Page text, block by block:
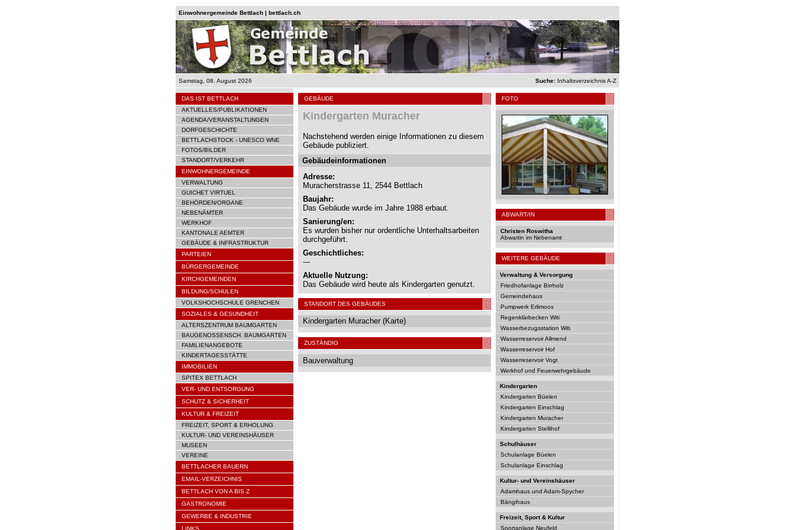
Einwohnergemeinde Bettlach | bettlach.ch
Samstag, 08. August 2026 Suche: Inhaltsverzeichnis A-Z
DAS IST BETTLACH
AKTUELLES/PUBLIKATIONEN
AGENDA/VERANSTALTUNGEN
DORFGESCHICHTE
BETTLACHSTOCK - UNESCO WNE
FOTOS/BILDER
STANDORT/VERKEHR
EINWOHNERGEMEINDE
VERWALTUNG
GUICHET VIRTUEL
BEHÖRDEN/ORGANE
NEBENÄMTER
WERKHOF
KANTONALE AEMTER
GEBÄUDE & INFRASTRUKTUR
PARTEIEN
BÜRGERGEMEINDE
KIRCHGEMEINDEN
BILDUNG/SCHULEN
VOLKSHOCHSCHULE GRENCHEN
SOZIALES & GESUNDHEIT
ALTERSZENTRUM BAUMGARTEN
BAUGENOSSENSCH. BAUMGARTEN
FAMILIENANGEBOTE
KINDERTAGESSTÄTTE
IMMOBILIEN
SPITEX BETTLACH
VER- UND ENTSORGUNG
SCHUTZ & SICHERHEIT
KULTUR & FREIZEIT
FREIZEIT, SPORT & ERHOLUNG
KULTUR- UND VEREINSHÄUSER
MUSEEN
VEREINE
BETTLACHER BAUERN
EMAIL-VERZEICHNIS
BETTLACH VON A BIS Z
GASTRONOMIE
GEWERBE & INDUSTRIE
LINKS
GEBÄUDE
Kindergarten Muracher
Nachstehend werden einige Informationen zu diesem
Gebäude publiziert.
Gebäudeinformationen
Adresse:
Muracherstrasse 11, 2544 Bettlach
Baujahr:
Das Gebäude wurde im Jahre 1988 erbaut.
Sanierung/en:
Es wurden bisher nur ordentliche Unterhaltsarbeiten
durchgeführt.
Geschichtliches:
---
Aktuelle Nutzung:
Das Gebäude wird heute als Kindergarten genutzt.
STANDORT DES GEBÄUDES
Kindergarten Muracher (Karte)
ZUSTÄNDIG
Bauverwaltung
FOTO
ABWART/IN
Christen Roswitha
Abwartin im Nebenamt
WEITERE GEBÄUDE
Verwaltung & Versorgung
Friedhofanlage Birrholz
Gemeindehaus
Pumpwerk Erlimoos
Regenklärbecken Witi
Wasserbezugsstation Witi
Wasserreservoir Allmend
Wasserreservoir Hof
Wasserreservoir Vogt
Werkhof und Feuerwehrgebäude
Kindergarten
Kindergarten Büelen
Kindergarten Einschlag
Kindergarten Muracher
Kindergarten Stellihof
Schulhäuser
Schulanlage Büelen
Schulanlage Einschlag
Kultur- und Vereinshäuser
Adamhaus und Adam-Spycher
Bängihaus
Freizeit, Sport & Kultur
Sportanlage Neufeld